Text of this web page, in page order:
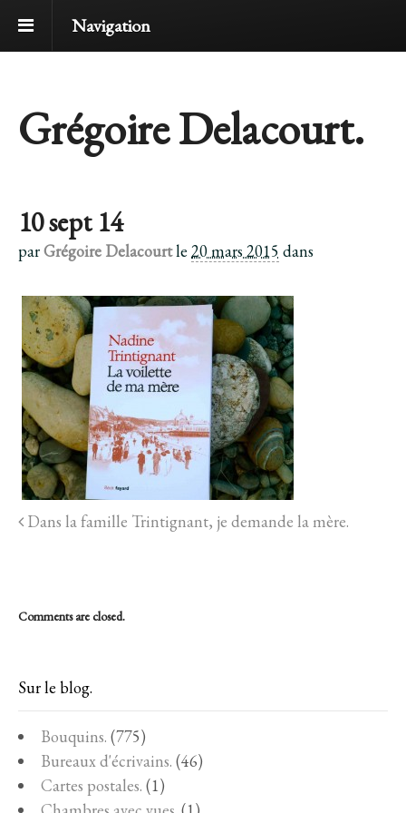
Navigation
Grégoire Delacourt.
10 sept 14
parGrégoire Delacourtle 20 mars 2015 dans
Dans la famille Trintignant, je demande la mère.
Comments are closed.
Sur le blog.
Bouquins. (775)
Bureaux d'écrivains. (46)
Cartes postales. (1)